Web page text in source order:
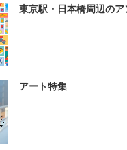
東京駅・日本橋周辺の
アート特集